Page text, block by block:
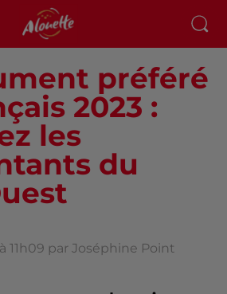
préféré
2023 :
les
du
11h09 par Joséphine Point